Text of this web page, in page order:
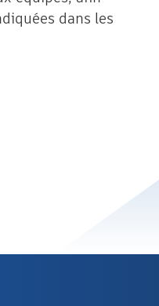
dans les